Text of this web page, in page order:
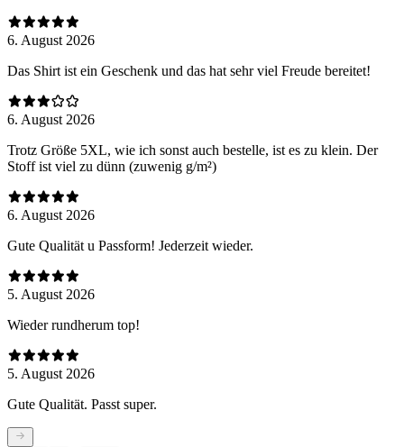
6. August 2026
Das Shirt ist ein Geschenk und das hat sehr viel Freude bereitet!
6. August 2026
Trotz Größe 5XL, wie ich sonst auch bestelle, ist es zu klein. Der
Stoff ist viel zu dünn (zuwenig g/m²)
6. August 2026
Gute Qualität u Passform! Jederzeit wieder.
5. August 2026
Wieder rundherum top!
5. August 2026
Gute Qualität. Passt super.